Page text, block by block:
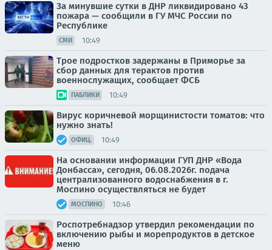
За минувшие сутки в ДНР ликвидировано 43
пожара — сообщили в ГУ МЧС России по
Республике
СМИ 10:49
Трое подростков задержаны в Приморье за
сбор данных для терактов против
военнослужащих, сообщает ФСБ
ПАБЛИКИ 10:49
Вирус коричневой морщинистости томатов: что
нужно знать!
ОФИЦ. 10:49
На основании информации ГУП ДНР «Вода
Донбасса», сегодня, 06.08.2026г. подача
централизованного водоснабжения в г.
Моспино осуществляться не будет
МОСПИНО 10:46
Роспотребнадзор утвердил рекомендации по
включению рыбы и морепродуктов в детское
меню